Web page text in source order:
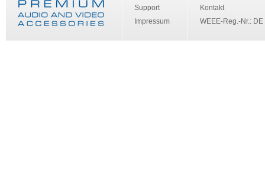
Support
Impressum
Kontakt
WEEE-Reg.-Nr.: